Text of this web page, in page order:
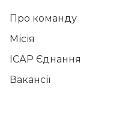
Про команду
Місія
ІСАР Єднання
Вакансії